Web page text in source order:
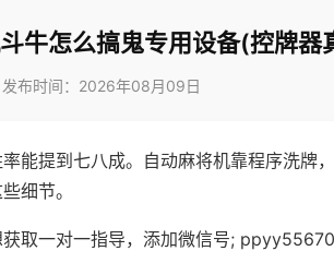
牛怎么搞鬼专用设备(控牌器
发布时间：2026年08月09日
能提到七八成。自动麻将机靠程序洗牌
细节。
取一对一指导，添加微信号; ppyy55670